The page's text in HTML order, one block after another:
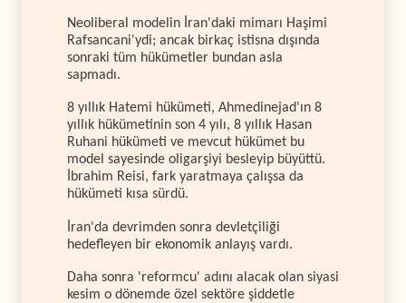
Neoliberal modelin İran'daki mimarı Haşimi
Rafsancani'ydi; ancak birkaç istisna dışında
sonraki tüm hükümetler bundan asla
sapmadı.
8 yıllık Hatemi hükümeti, Ahmedinejad'ın 8
yıllık hükümetinin son 4 yılı, 8 yıllık Hasan
Ruhani hükümeti ve mevcut hükümet bu
model sayesinde oligarşiyi besleyip büyüttü.
İbrahim Reisi, fark yaratmaya çalışsa da
hükümeti kısa sürdü.
İran'da devrimden sonra devletçiliği
hedefleyen bir ekonomik anlayış vardı.
Daha sonra 'reformcu' adını alacak olan siyasi
kesim o dönemde özel sektöre şiddetle